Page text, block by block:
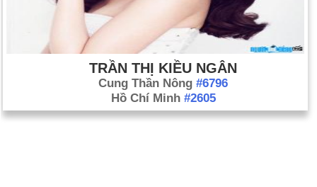
TRẦN THỊ KIỀU NGÂN
Cung Thần Nông #6796
Hồ Chí Minh #2605